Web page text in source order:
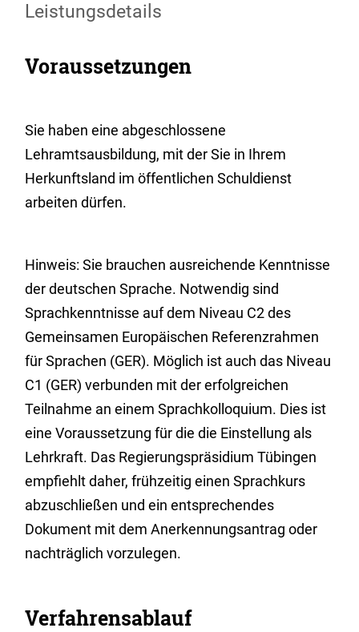
Leistungsdetails
Voraussetzungen
Sie haben eine abgeschlossene
Lehramtsausbildung, mit der Sie in Ihrem
Herkunftsland im öffentlichen Schuldienst
arbeiten dürfen.
Hinweis: Sie brauchen ausreichende Kenntnisse
der deutschen Sprache. Notwendig sind
Sprachkenntnisse auf dem Niveau C2 des
Gemeinsamen Europäischen Referenzrahmen
für Sprachen (GER). Möglich ist auch das Niveau
C1 (GER) verbunden mit der erfolgreichen
Teilnahme an einem Sprachkolloquium. Dies ist
eine Voraussetzung für die die Einstellung als
Lehrkraft. Das Regierungspräsidium Tübingen
empfiehlt daher, frühzeitig einen Sprachkurs
abzuschließen und ein entsprechendes
Dokument mit dem Anerkennungsantrag oder
nachträglich vorzulegen.
Verfahrensablauf